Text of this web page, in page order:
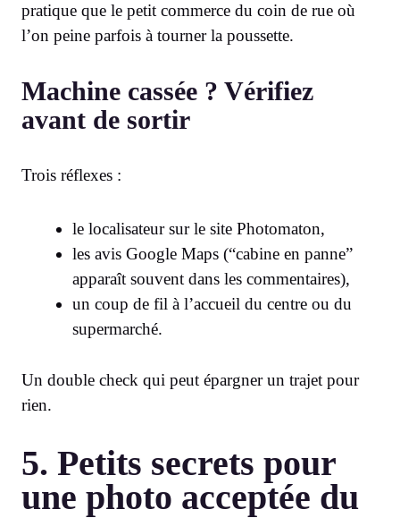
pratique que le petit commerce du coin de rue où
l’on peine parfois à tourner la poussette.
Machine cassée ? Vérifiez
avant de sortir
Trois réflexes :
le localisateur sur le site Photomaton,
les avis Google Maps (“cabine en panne”
apparaît souvent dans les commentaires),
un coup de fil à l’accueil du centre ou du
supermarché.
Un double check qui peut épargner un trajet pour
rien.
5. Petits secrets pour
une photo acceptée du